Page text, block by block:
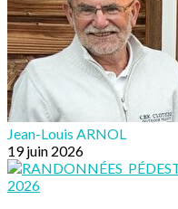
Jean-Louis ARNOL
19 juin 2026